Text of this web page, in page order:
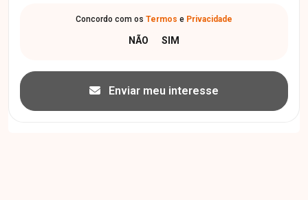
Concordo com os Termos e Privacidade
Enviar meu interesse